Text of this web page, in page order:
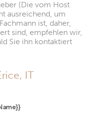
(Die vom Host
ausreichend, um
ist, daher,
sind, empfehlen wir,
Sie ihn kontaktiert
IT